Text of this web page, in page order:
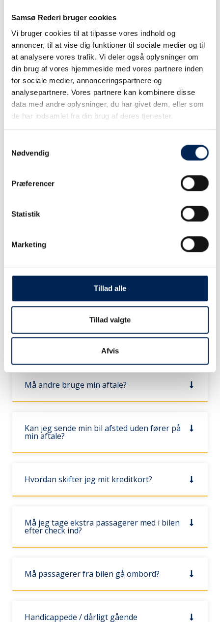
Samsø Rederi bruger cookies
Vi bruger cookies til at tilpasse vores indhold og
annoncer, til at vise dig funktioner til sociale medier og til
at analysere vores trafik. Vi deler også oplysninger om
din brug af vores hjemmeside med vores partnere inden
for sociale medier, annonceringspartnere og
analysepartnere. Vores partnere kan kombinere disse
data med andre oplysninger, du har givet dem, eller som
de har indsamlet fra din brug af deres tjenester.
Nødvendig
Præferencer
Statistik
Marketing
Tillad alle
Tillad valgte
Afvis
Hvordan opretter jeg en Fritidssamsing-
aftale?
Hvad koster det at rejse med en
Fritidssamsing-aftale?
Skal jeg bestille plads i forvejen?
Kan jeg få en trailer eller en campingvogn
med på min aftale?
Kan jeg have flere biler på min aftale?
Skal jeg have mit ø-kort med når jeg rejser i
bil?
Må andre bruge min aftale?
Kan jeg sende min bil afsted uden fører på
min aftale?
Hvordan skifter jeg mit kreditkort?
Må jeg tage ekstra passagerer med i bilen
efter check ind?
Må passagerer fra bilen gå ombord?
Handicappede / dårligt gående